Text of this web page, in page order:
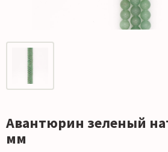
Авантюрин зеленый
мм